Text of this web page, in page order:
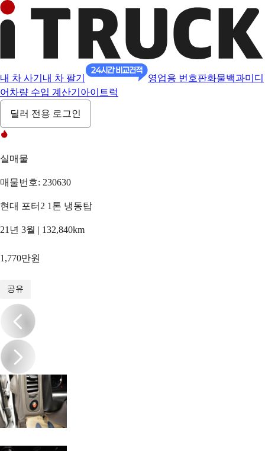
내 차 사기 내 차 팔기 영업용 번호판화물백과미디
어 차량 수입 계산기 아이트럭
딜러 전용 로그인
실매물
매물번호: 230630
현대 포터2 1톤 냉동탑
21년 3월 | 132,840km
1,770만원
공유
/19